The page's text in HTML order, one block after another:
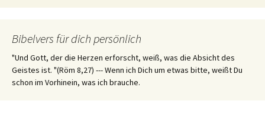
Bibelvers für dich persönlich
"Und Gott, der die Herzen erforscht, weiß, was die Absicht des
Geistes ist. "(Röm 8,27) --- Wenn ich Dich um etwas bitte, weißt Du
schon im Vorhinein, was ich brauche.